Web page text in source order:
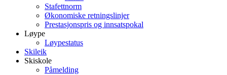
Stafettnorm
Økonomiske retningslinjer
Prestasjonspris og innsatspokal
Løype
Løypestatus
Skileik
Skiskole
Påmelding